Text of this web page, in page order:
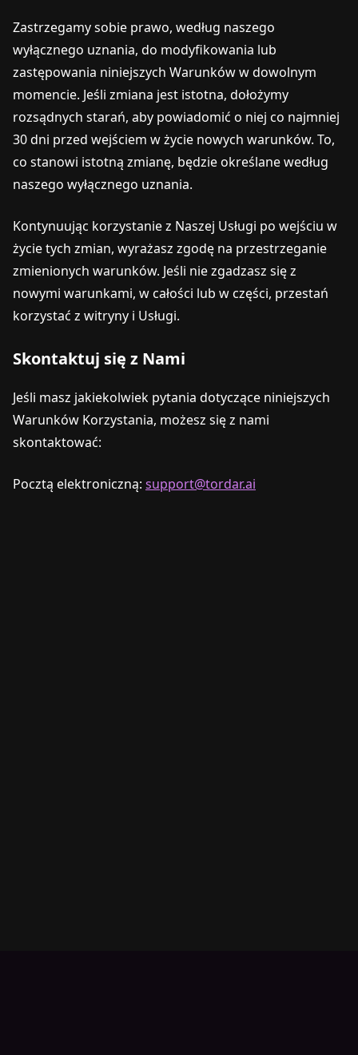
Zastrzegamy sobie prawo, według naszego
wyłącznego uznania, do modyfikowania lub
zastępowania niniejszych Warunków w dowolnym
momencie. Jeśli zmiana jest istotna, dołożymy
rozsądnych starań, aby powiadomić o niej co najmniej
30 dni przed wejściem w życie nowych warunków. To,
co stanowi istotną zmianę, będzie określane według
naszego wyłącznego uznania.
Kontynuując korzystanie z Naszej Usługi po wejściu w
życie tych zmian, wyrażasz zgodę na przestrzeganie
zmienionych warunków. Jeśli nie zgadzasz się z
nowymi warunkami, w całości lub w części, przestań
korzystać z witryny i Usługi.
Skontaktuj się z Nami
Jeśli masz jakiekolwiek pytania dotyczące niniejszych
Warunków Korzystania, możesz się z nami
skontaktować:
Pocztą elektroniczną: support@tordar.ai